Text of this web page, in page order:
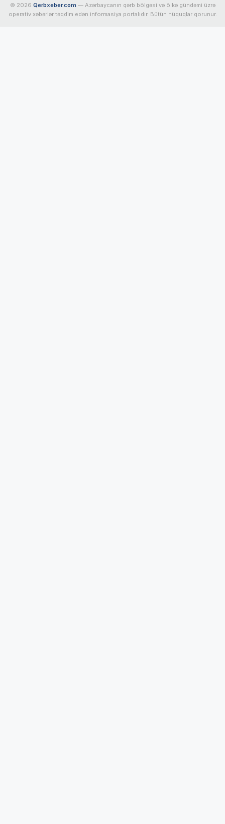
© 2026 Qerbxeber.com — Azərbaycanın qərb bölgəsi və ölkə gündəmi üzrə
operativ xəbərlər təqdim edən informasiya portalıdır. Bütün hüquqlar qorunur.